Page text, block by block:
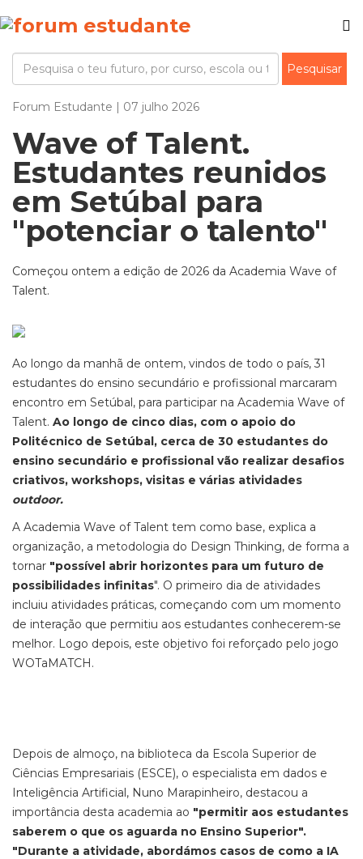
Forum Estudante | 07 julho 2026
Wave of Talent.
Estudantes reunidos
em Setúbal para
"potenciar o talento"
Começou ontem a edição de 2026 da Academia Wave of
Talent.
Ao longo da manhã de ontem, vindos de todo o país, 31
estudantes do ensino secundário e profissional marcaram
encontro em Setúbal, para participar na Academia Wave of
Talent. Ao longo de cinco dias, com o apoio do
Politécnico de Setúbal, cerca de 30 estudantes do
ensino secundário e profissional vão realizar desafios
criativos, workshops, visitas e várias atividades
outdoor.
A Academia Wave of Talent tem como base, explica a
organização, a metodologia do Design Thinking, de forma a
tornar "possível abrir horizontes para um futuro de
possibilidades infinitas". O primeiro dia de atividades
incluiu atividades práticas, começando com um momento
de interação que permitiu aos estudantes conhecerem-se
melhor. Logo depois, este objetivo foi reforçado pelo jogo
WOTaMATCH.
Depois de almoço, na biblioteca da Escola Superior de
Ciências Empresariais (ESCE), o especialista em dados e
Inteligência Artificial, Nuno Marapinheiro, destacou a
importância desta academia ao "permitir aos estudantes
saberem o que os aguarda no Ensino Superior".
"Durante a atividade, abordámos casos de como a IA